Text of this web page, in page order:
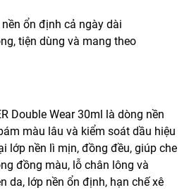
ổn định cả ngày dài
tiện dùng và mang theo
Double Wear 30ml là dòng nền
màu lâu và kiểm soát dầu hiệu
lớp nền lì mịn, đồng đều, giúp che
đồng màu, lỗ chân lông và
da, lớp nền ổn định, hạn chế xê